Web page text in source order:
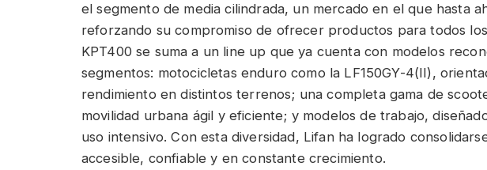
el segmento de media cilindrada, un mercado en el que hasta
reforzando su compromiso de ofrecer productos para todos
KPT400 se suma a un line up que ya cuenta con modelos
segmentos: motocicletas enduro como la LF150GY-4(II),
rendimiento en distintos terrenos; una completa gama de
movilidad urbana ágil y eficiente; y modelos de trabajo,
uso intensivo. Con esta diversidad, Lifan ha logrado
accesible, confiable y en constante crecimiento.